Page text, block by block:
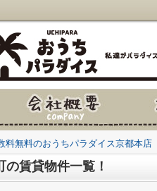
料無料のおうちパラダイス京都本店
賃貸物件一覧！